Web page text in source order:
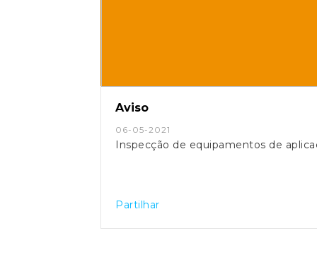
Aviso
06-05-2021
Inspecção de equipamentos de
Partilhar